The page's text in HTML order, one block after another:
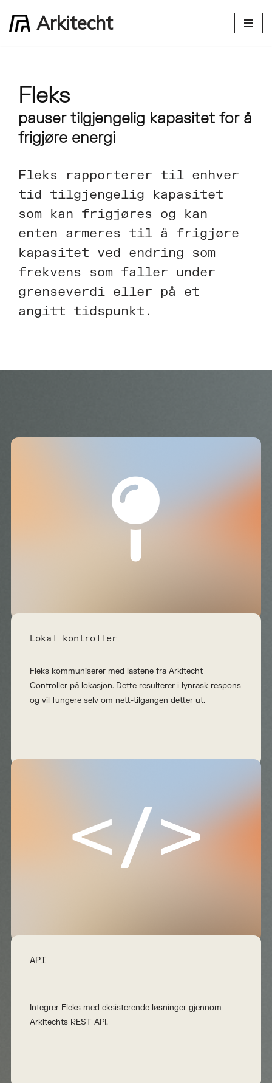
Hopp Arkitecht
Fleks
pauser tilgjengelig kapasitet for å
frigjøre energi
Fleks rapporterer til enhver
tid tilgjengelig kapasitet
som kan frigjøres og kan
enten armeres til å frigjøre
kapasitet ved endring som
frekvens som faller under
grenseverdi eller på et
angitt tidspunkt.
Lokal kontroller
Fleks kommuniserer med lastene fra Arkitecht
Controller på lokasjon. Dette resulterer i lynrask respons
og vil fungere selv om nett-tilgangen detter ut.
</>
API
Integrer Fleks med eksisterende løsninger gjennom
Arkitechts REST API.